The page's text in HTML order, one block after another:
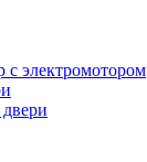
электромотором